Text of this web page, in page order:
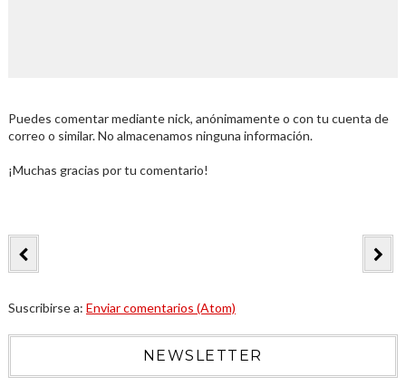
Puedes comentar mediante nick, anónimamente o con tu cuenta de
correo o similar. No almacenamos ninguna información.
¡Muchas gracias por tu comentario!
Suscribirse a: Enviar comentarios (Atom)
NEWSLETTER